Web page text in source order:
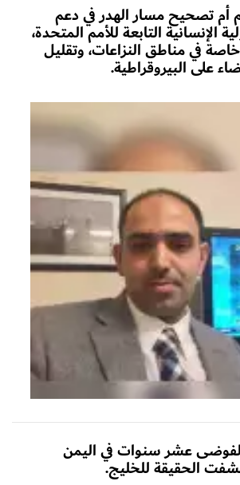
أم تصحيح مسار الهدر في دعم
الإنسانية التابعة للأمم المتحدة،
في مناطق النزاعات، وتقليل
على البيروقراطية.
عشر سنوات في اليمن
الحقيقة للخليج.